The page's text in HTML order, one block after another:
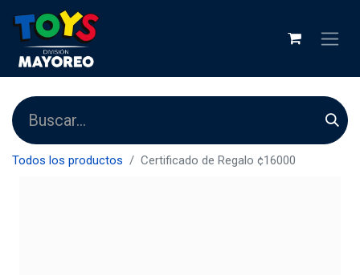
Todos los productos Certificado de Regalo ¢16000